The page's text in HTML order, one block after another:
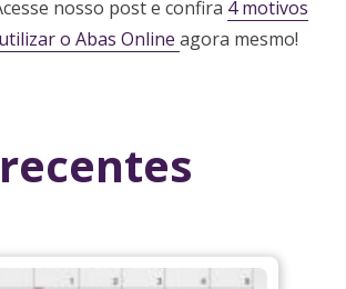
nosso post e confira 4 motivos
o Abas Online agora mesmo!